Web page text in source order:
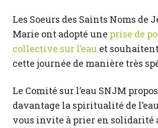
Les Soeurs des Saints Noms de
Marie ont adopté une prise de
collective sur l’eau et
cette journée de manière très
Le Comité sur l’eau SNJM
davantage la spiritualité de
vous invite à prier en solidarité